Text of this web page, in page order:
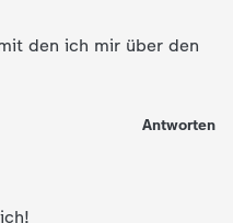
den ich mir über den
Antworten